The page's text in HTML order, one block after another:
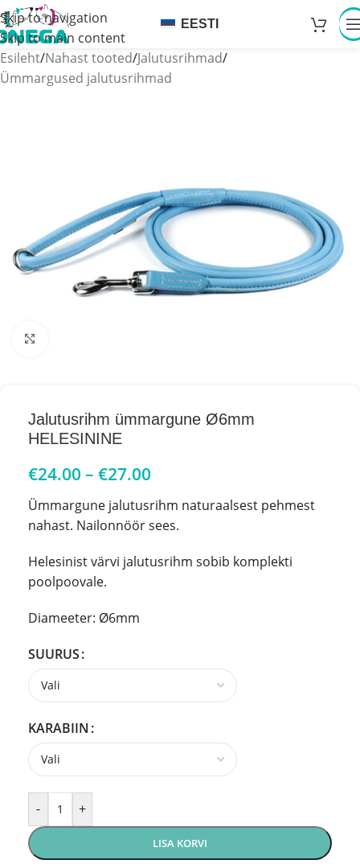
Skip to navigation
Skip to main content
EESTI
Esileht/Nahast tooted/Jalutusrihmad/
Ümmargused jalutusrihmad
Jalutusrihm ümmargune Ø6mm
HELESININE
€24.00 – €27.00
Ümmargune jalutusrihm naturaalsest pehmest
nahast. Nailonnöör sees.
Helesinist värvi jalutusrihm sobib komplekti
poolpoovale.
Diameeter: Ø6mm
SUURUS
KARABIIN
- +
LISA KORVI